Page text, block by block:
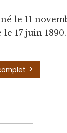
le 11
17 juin